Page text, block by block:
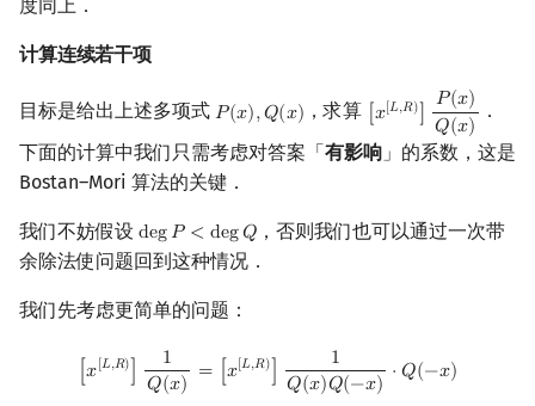
度同上．
计算连续若干项
目标是给出上述多项式 𝑃(𝑥),𝑄(𝑥)
P(x),Q(x) ，求算 [𝑥[𝐿,𝑅)] 𝑃(𝑥)
𝑄(𝑥)
x[L,R) P(x)Q(x )．
下面的计算中我们只需考虑对答案「 有影响 」的系数，这是
Bostan–Mori 算法的关键．
我们不妨假设 deg𝑃 < deg𝑄
degP< degQ
，否则我们也可以通过一次带
余除法使问题回到这种情况．
我们先考虑更简单的问题：
𝑥[𝐿,𝑅)
1
𝑄(𝑥) = 𝑥[𝐿,𝑅)
1
𝑄(𝑥)𝑄(−𝑥) ⋅ 𝑄(−𝑥)
[x[ )] = x[L,R) Q −x)